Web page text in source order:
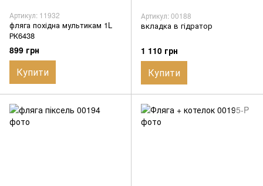
Артикул: 11932
фляга похідна мультикам 1L
РК6438
899 грн
Купити
Артикул: 00188
вкладка в гідратор
1 110 грн
Купити